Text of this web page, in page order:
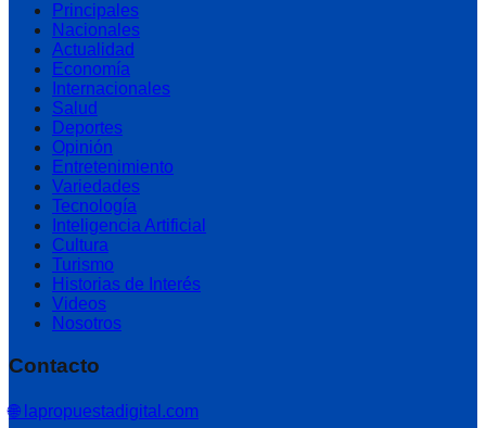
Principales
Nacionales
Actualidad
Economía
Internacionales
Salud
Deportes
Opinión
Entretenimiento
Variedades
Tecnología
Inteligencia Artificial
Cultura
Turismo
Historias de Interés
Videos
Nosotros
Contacto
🌐 lapropuestadigital.com